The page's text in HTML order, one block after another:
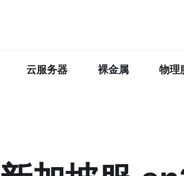
云服务器 裸金属 物理